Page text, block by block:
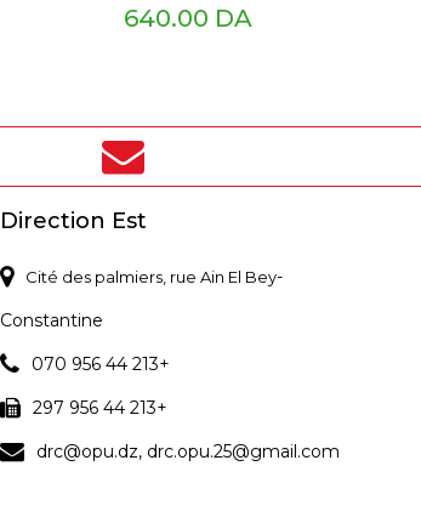
640.00 DA
Direction Est
Cité des palmiers, rue Ain El Bey-
Constantine
070 956 44 213+
297 956 44 213+
drc@opu.dz, drc.opu.25@gmail.com